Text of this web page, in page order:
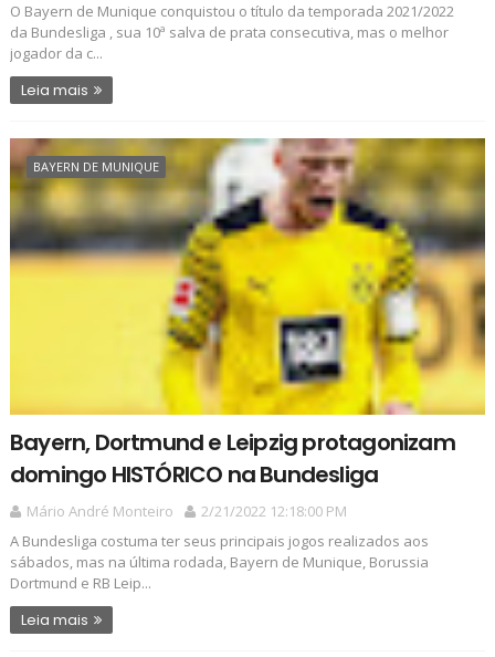
O Bayern de Munique conquistou o título da temporada 2021/2022
da Bundesliga , sua 10ª salva de prata consecutiva, mas o melhor
jogador da c...
Leia mais
BAYERN DE MUNIQUE
Bayern, Dortmund e Leipzig protagonizam
domingo HISTÓRICO na Bundesliga
Mário André Monteiro
2/21/2022 12:18:00 PM
A Bundesliga costuma ter seus principais jogos realizados aos
sábados, mas na última rodada, Bayern de Munique, Borussia
Dortmund e RB Leip...
Leia mais